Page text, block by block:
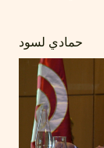
حمادي لسود